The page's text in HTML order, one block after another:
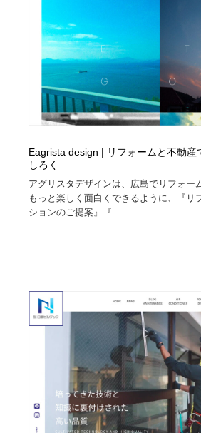
Eagrista design | リフォームと不動産
しろく
アグリスタデザインは、広島でリフォー
もっと楽しく面白くできるように、『リ
ションのご提案』『...